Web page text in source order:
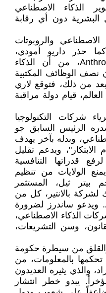
الذكاء الاصطناعي
البشرية دون أي رقابة
والروبوتات
حذر داريو أمودي،
الرئيس التنفيذي لشركة Anthropic، من أن الذكاء
نصف الوظائف المكتبية
من ذلك، فتوقع لاري
قيام دولة مراقبة
شركات التكنولوجيا
الرئيس السابق جو
وبدله بآخر يهدف
ويدعم تقليل
قدراتها التنافسية
الولايات من تنظيم
بيتر ثيل، المستثمر
لشركة بالانتير، كل من
ويدعو ساندرز لضرورة
الذكاء الاصطناعي،
وسن التشريعات،
والقلق من سيطرة حكومة
بالمعلومات، من
والذي يثيره العديدون
يبدو خطر انتشار